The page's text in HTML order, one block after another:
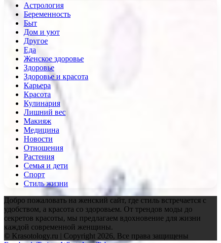
Астрология
Беременность
Быт
Дом и уют
Другое
Еда
Женское здоровье
Здоровье
Здоровье и красота
Карьера
Красота
Кулинария
Лишний вес
Макияж
Медицина
Новости
Отношения
Растения
Семья и дети
Спорт
Стиль жизни
Добро пожаловать на женский сайт, где стиль встречается с
удобством, а красота со здоровьем. От трендов моды до
секретов красоты, мы предлагаем вдохновение для жизни
каждой современной женщины.
© Krasotology.ru | Copyright 2026, Все права защищены